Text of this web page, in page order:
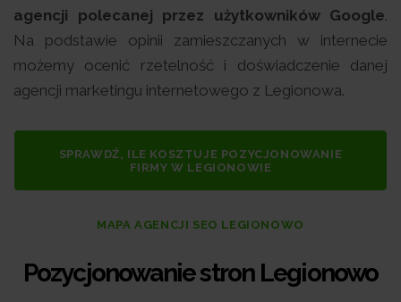
agencji polecanej przez użytkowników Google.
Na podstawie opinii zamieszczanych w internecie
możemy ocenić rzetelność i doświadczenie danej
agencji marketingu internetowego z Legionowa.
SPRAWDŹ, ILE KOSZTUJE POZYCJONOWANIE
FIRMY W LEGIONOWIE
MAPA AGENCJI SEO LEGIONOWO
Pozycjonowanie stron Legionowo